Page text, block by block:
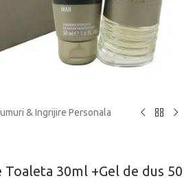
& Ingrijire Personala
Toaleta 30ml +Gel de dus 50